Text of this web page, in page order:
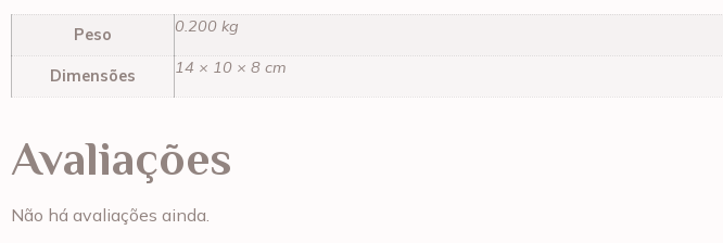
Peso 0.200 kg
Dimensões 14 × 10 × 8 cm
Avaliações
Não há avaliações ainda.